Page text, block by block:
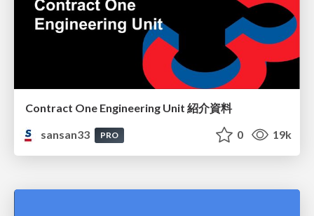
Contract One Engineering Unit 紹介資料
sansan33
PRO 0 19k